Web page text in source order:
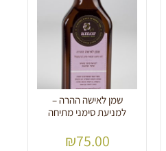
שמן לאישה ההרה –
למניעת סימני מתיחה
₪75.00